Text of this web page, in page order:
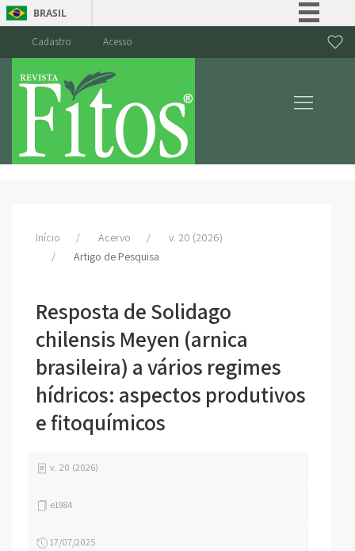
BRASIL
Canais
Cadastro Acesso
Início Acervo
v. 20 (2026)
Artigo de Pesquisa
Resposta de Solidago
chilensis Meyen (arnica
brasileira) a vários regimes
hídricos: aspectos produtivos
e fitoquímicos
v. 20 (2026)
e1984
17/07/2025